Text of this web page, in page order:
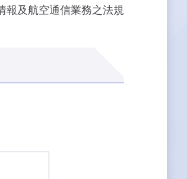
及航空通信業務之法規